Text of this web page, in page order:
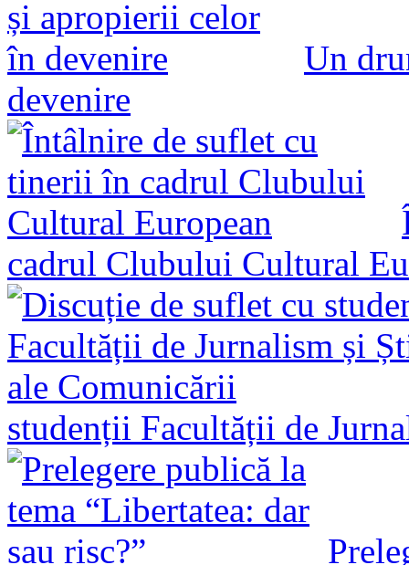
Un
devenire
cadrul Clubului Cultural
studenții Facultății de